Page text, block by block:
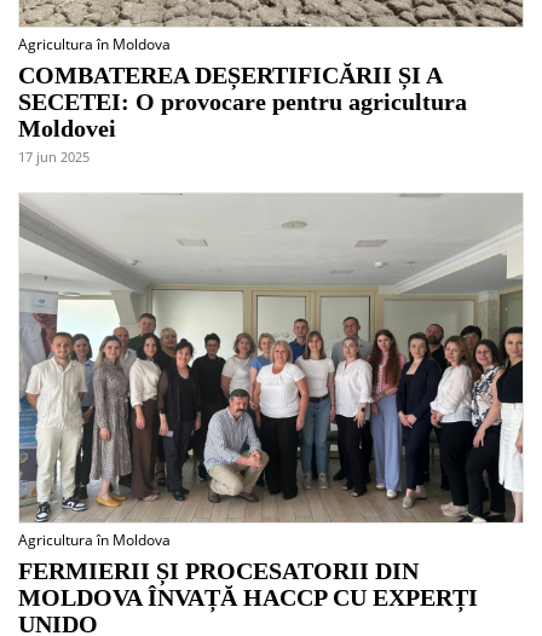
Agricultura în Moldova
COMBATEREA DEȘERTIFICĂRII ȘI A
SECETEI: O provocare pentru agricultura
Moldovei
17 jun 2025
Agricultura în Moldova
FERMIERII ȘI PROCESATORII DIN
MOLDOVA ÎNVAȚĂ HACCP CU EXPERȚI
UNIDO